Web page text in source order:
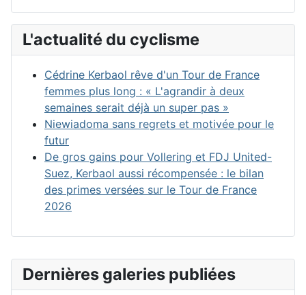
Dernières galeries publiées
L'actualité du cyclisme
Cédrine Kerbaol rêve d'un Tour de France
femmes plus long : « L'agrandir à deux
semaines serait déjà un super pas »
Niewiadoma sans regrets et motivée pour le
futur
De gros gains pour Vollering et FDJ United-
Suez, Kerbaol aussi récompensée : le bilan
des primes versées sur le Tour de France
2026